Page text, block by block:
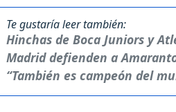
Te gustaría leer también:
Hinchas de Boca Juniors y
Madrid defienden a
“También es campeón del